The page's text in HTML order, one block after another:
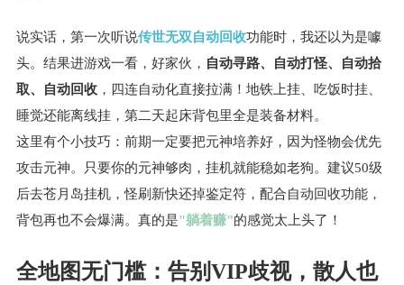
说实话，第一次听说传世无双自动回收功能时，我还以为是噱
头。结果进游戏一看，好家伙， 自动寻路、自动打怪、自动拾
取、自动回收，四连自动化直接拉满！地铁上挂、吃饭时挂、
睡觉还能离线挂，第二天起床背包里全是装备材料。
这里有个小技巧：前期一定要把元神培养好，因为怪物会优先
攻击元神。只要你的元神够肉，挂机就能稳如老狗。建议50级
后去苍月岛挂机，怪刷新快还掉鉴定符，配合自动回收功能，
背包再也不会爆满。真的是"躺着赚"的感觉太上头了！
全地图无门槛：告别VIP歧视，散人也